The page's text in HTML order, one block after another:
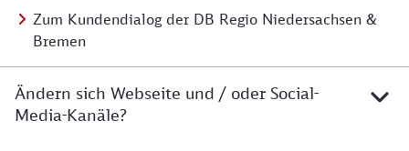
Zum Kundendialog der DB Regio Niedersachsen &
Bremen
Ändern sich Webseite und / oder Social-
Media-Kanäle?